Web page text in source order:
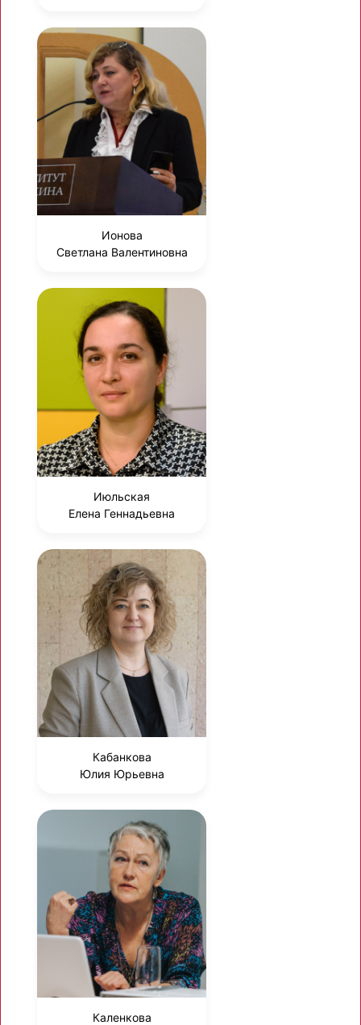
Ионова
Светлана Валентиновна
Июльская
Елена Геннадьевна
Кабанкова
Юлия Юрьевна
Каленкова